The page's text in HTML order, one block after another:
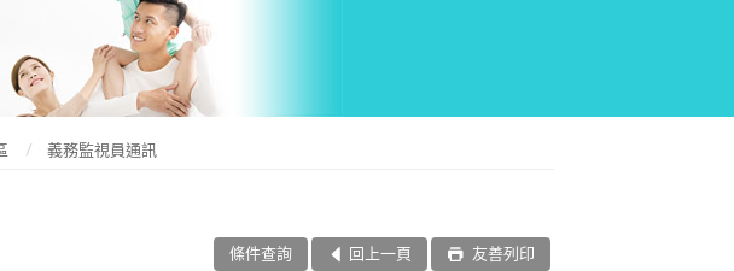
義務監視員通訊
條件查詢 回上一頁 友善列印